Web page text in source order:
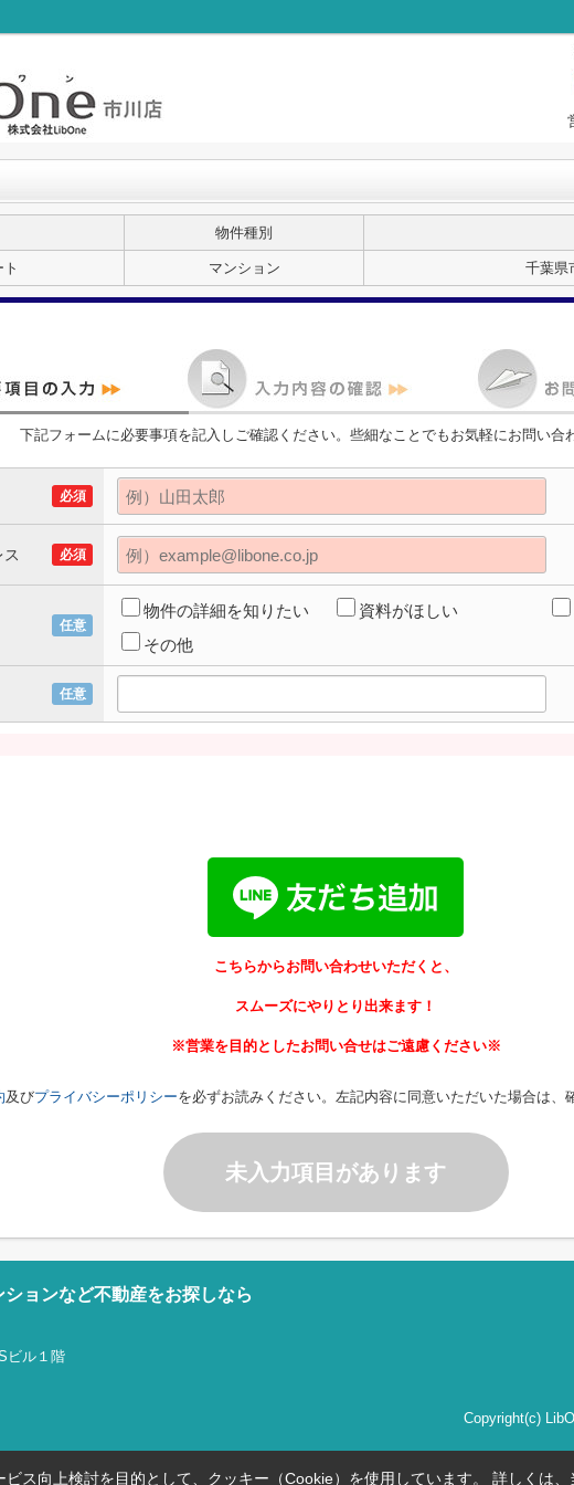
物件種別
マンション 千葉県
下記フォームに必要事項を記入しご確認ください。些細なことでもお気軽にお問い合
必須
ス 必須
任意
物件の詳細を知りたい 資料がほしい
その他
任意
こちらからお問い合わせいただくと、
スムーズにやりとり出来ます！
※営業を目的としたお問い合せはご遠慮ください※
及びプライバシーポリシーを必ずお読みください。左記内容に同意いただいた場合は、
未入力項目があります
ョンなど不動産をお探しなら
ビル１階
Copyright(c)
ス向上検討を目的として、クッキー（Cookie）を使用しています。 詳しくは、